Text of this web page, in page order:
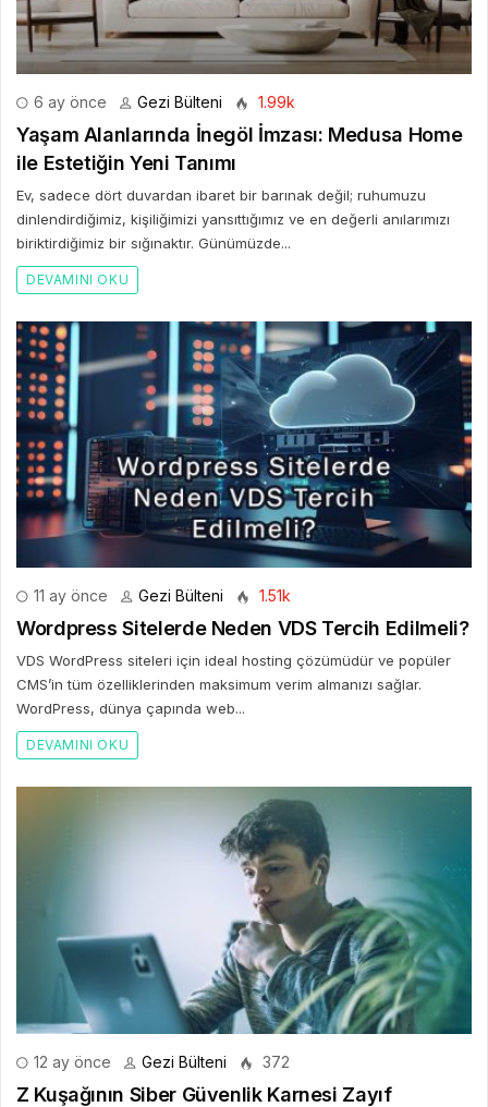
6 ay önce Gezi Bülteni 1.99k
Yaşam Alanlarında İnegöl İmzası: Medusa Home
ile Estetiğin Yeni Tanımı
Ev, sadece dört duvardan ibaret bir barınak değil; ruhumuzu
dinlendirdiğimiz, kişiliğimizi yansıttığımız ve en değerli anılarımızı
biriktirdiğimiz bir sığınaktır. Günümüzde...
DEVAMINI OKU
11 ay önce Gezi Bülteni 1.51k
Wordpress Sitelerde Neden VDS Tercih Edilmeli?
VDS WordPress siteleri için ideal hosting çözümüdür ve popüler
CMS’in tüm özelliklerinden maksimum verim almanızı sağlar.
WordPress, dünya çapında web...
DEVAMINI OKU
12 ay önce Gezi Bülteni 372
Z Kuşağının Siber Güvenlik Karnesi Zayıf